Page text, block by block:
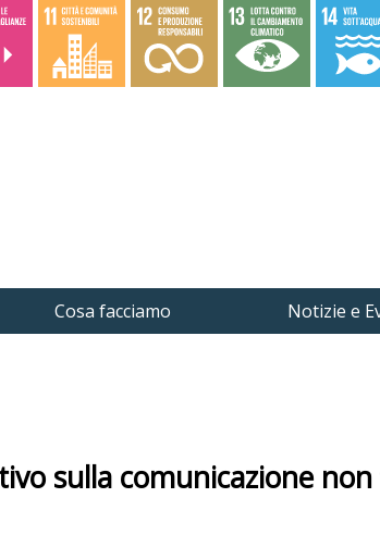
Cosa facciamo Notizie e
sulla comunicazione